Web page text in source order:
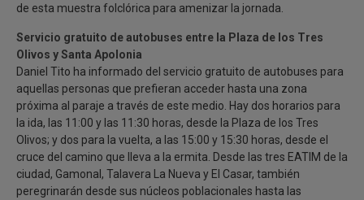
de esta muestra folclórica para amenizar la jornada.
Servicio gratuito de autobuses entre la Plaza de los Tres
Olivos y Santa Apolonia
Daniel Tito ha informado del servicio gratuito de autobuses para
aquellas personas que prefieran acceder hasta una zona
próxima al paraje a través de este medio. Hay dos horarios para
la ida, las 11:00 y las 11:30 horas, desde la Plaza de los Tres
Olivos; y dos para la vuelta, a las 15:00 y 15:30 horas, desde el
cruce del camino que lleva a la ermita. Desde las tres EATIM de la
ciudad, Gamonal, Talavera La Nueva y El Casar, también
peregrinarán desde sus núcleos poblacionales hasta las